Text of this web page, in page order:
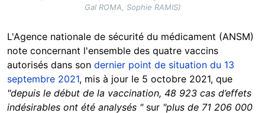
Gal ROMA, Sophie RAMIS)
L'Agence nationale de sécurité du médicament (ANSM)
note concernant l'ensemble des quatre vaccins
autorisés dans son dernier point de situation du 13
septembre 2021, mis à jour le 5 octobre 2021, que
"depuis le début de la vaccination, 48 923 cas d’effets
indésirables ont été analysés " sur "plus de 71 206 000